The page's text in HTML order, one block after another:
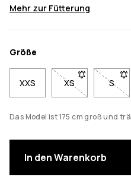
Mehr zur Fütterung
Größe
XXS XS- Größe XS
S
-
Das Model ist 175 cm groß und
In den Warenkorb